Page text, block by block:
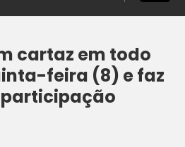
cartaz em todo
feira (8) e faz